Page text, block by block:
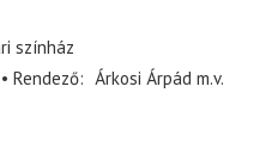
színház
Rendező Árkosi Árpád m.v.